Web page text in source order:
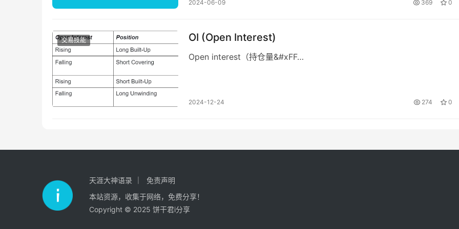
2024-06-09 369 0
交易技能 OI (Open Interest)
Open interest（持仓量&#xFF…
2024-12-24 274 0
天涯大神语录
免责声明
本站资源，收集于网络，免费分享！
Copyright © 2025 饼干君i分享